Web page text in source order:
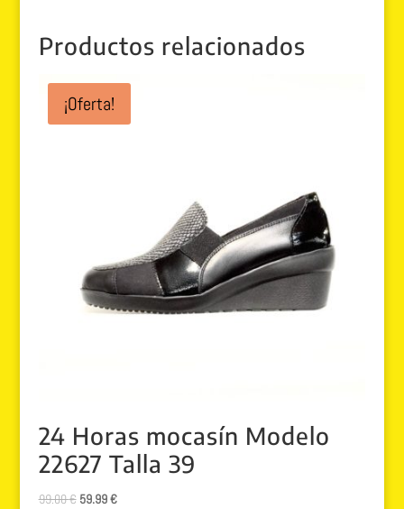
Productos relacionados
¡Oferta!
24 Horas mocasín Modelo
22627 Talla 39
99.00€ El
59.99€El